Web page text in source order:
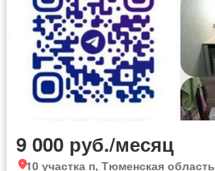
9 000 руб./месяц
10 участка п, Тюменская область